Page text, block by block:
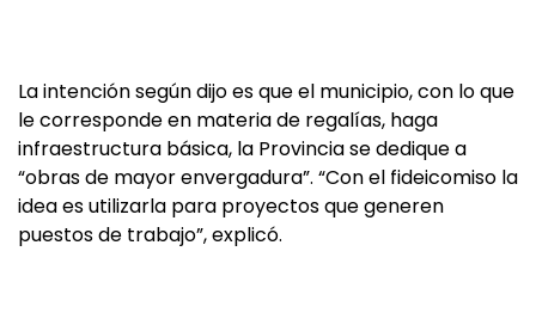
La intención según dijo es que el municipio, con lo que
le corresponde en materia de regalías, haga
infraestructura básica, la Provincia se dedique a
“obras de mayor envergadura”. “Con el fideicomiso la
idea es utilizarla para proyectos que generen
puestos de trabajo”, explicó.